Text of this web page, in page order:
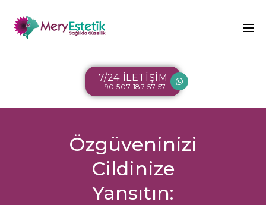
7/24 İLETİŞİM
+90 507 187 57 57
Özgüveninizi
Cildinize
Yansıtın: